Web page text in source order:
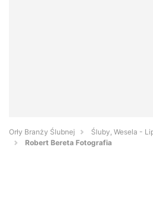
Orły Branży Ślubnej
Śluby, Wesela -
Robert Bereta Fotografia